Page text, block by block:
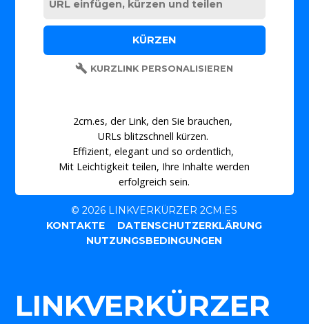
KURZLINK PERSONALISIEREN
2cm.es, der Link, den Sie brauchen,
URLs blitzschnell kürzen.
Effizient, elegant und so ordentlich,
Mit Leichtigkeit teilen, Ihre Inhalte werden
erfolgreich sein.
© 2026 LINKVERKÜRZER 2CM.ES
KONTAKTE
DATENSCHUTZERKLÄRUNG
NUTZUNGSBEDINGUNGEN
LINKVERKÜRZER